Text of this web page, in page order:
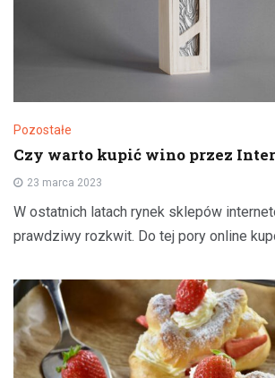
Pozostałe
Czy warto kupić wino przez
23 marca 2023
W ostatnich latach rynek sklepów
prawdziwy rozkwit. Do tej pory online